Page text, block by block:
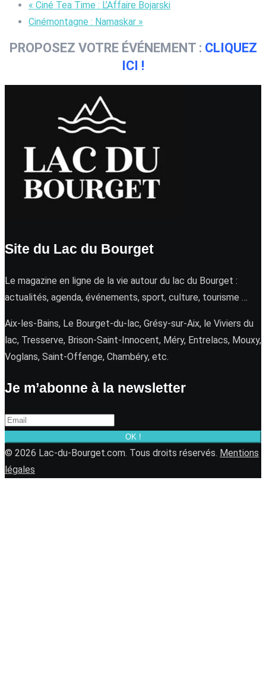
« Ciné Tea Time : L’Affaire Bojarski
Cinémontagne : Namaskar »
PROPOSEZ VOTRE ÉVÉNEMENT : CLIQUEZ
ICI !
Site du Lac du Bourget
Le magazine en ligne de la vie autour du lac du Bourget :
actualités, agenda, événements, sport, culture, tourisme …
Aix-les-Bains, Le Bourget-du-lac, Grésy-sur-Aix, le Viviers du
lac, Tresserve, Brison-Saint-Innocent, Méry, Entrelacs, Mouxy,
Voglans, Saint-Offenge, Chambéry, etc.
Je m’abonne à la newsletter
OK !
© 2026 Lac-du-Bourget.com. Tous droits réservés. Mentions
légales